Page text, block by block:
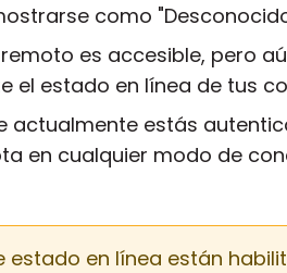
como
es accesible, pero
el estado en línea de tus
actualmente estás
en cualquier modo de
estado en línea están